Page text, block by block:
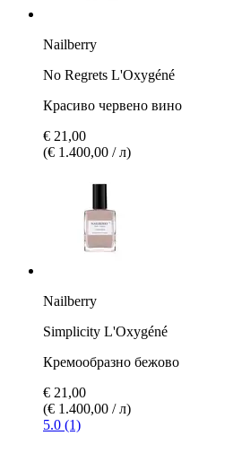
Nailberry
No Regrets L'Oxygéné
Красиво червено вино
€ 21,00
(€ 1.400,00 / л)
Nailberry
Simplicity L'Oxygéné
Кремообразно бежово
€ 21,00
(€ 1.400,00 / л)
5.0 (1)